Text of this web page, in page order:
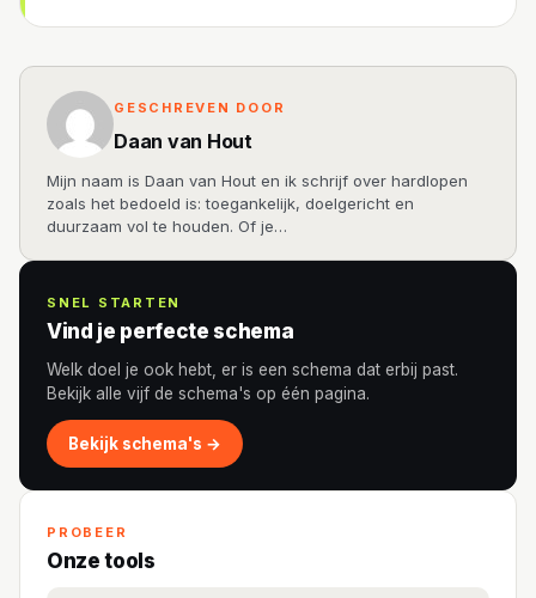
GESCHREVEN DOOR
Daan van Hout
Mijn naam is Daan van Hout en ik schrijf over hardlopen
zoals het bedoeld is: toegankelijk, doelgericht en
duurzaam vol te houden. Of je…
SNEL STARTEN
Vind je perfecte schema
Welk doel je ook hebt, er is een schema dat erbij past.
Bekijk alle vijf de schema's op één pagina.
Bekijk schema's →
PROBEER
Onze tools